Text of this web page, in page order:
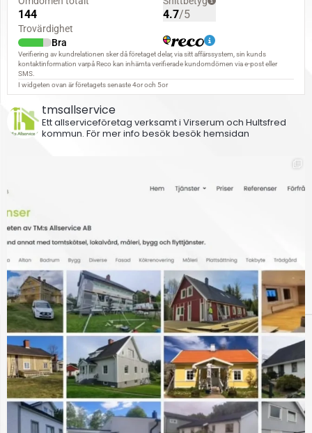
tmsallservice
Ett allserviceföretag verksamt i Virserum och Hultsfred
kommun. För mer info besök besök hemsidan